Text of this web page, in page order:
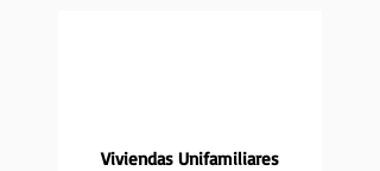
Viviendas Unifamiliares